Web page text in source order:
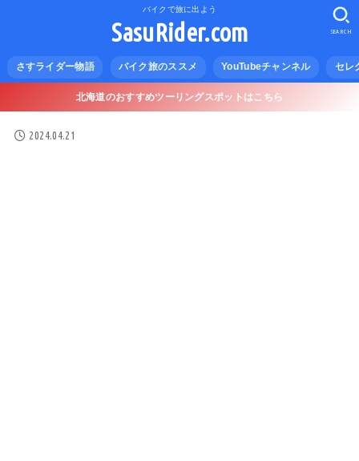
バイクで旅に出よう
SasuRider.com
さすライダー物語 バイク旅のススメ YouTubeチャンネル セレ
SEARCH
北海道のおすすめツーリングスポットはこちら
2024.04.21